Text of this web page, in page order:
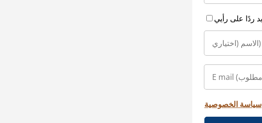
سياسة الخصوصية